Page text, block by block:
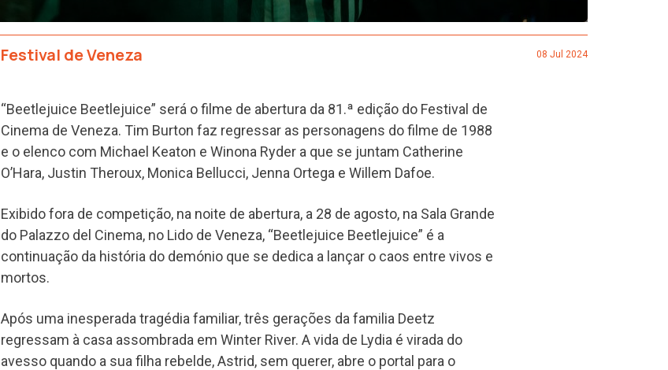
Festival de Veneza 08 Jul 2024
“Beetlejuice Beetlejuice” será o filme de abertura da 81.ª edição do Festival de
Cinema de Veneza. Tim Burton faz regressar as personagens do filme de 1988
e o elenco com Michael Keaton e Winona Ryder a que se juntam Catherine
O’Hara, Justin Theroux, Monica Bellucci, Jenna Ortega e Willem Dafoe.
Exibido fora de competição, na noite de abertura, a 28 de agosto, na Sala Grande
do Palazzo del Cinema, no Lido de Veneza, “Beetlejuice Beetlejuice” é a
continuação da história do demónio que se dedica a lançar o caos entre vivos e
mortos.
Após uma inesperada tragédia familiar, três gerações da familia Deetz
regressam à casa assombrada em Winter River. A vida de Lydia é virada do
avesso quando a sua filha rebelde, Astrid, sem querer, abre o portal para o